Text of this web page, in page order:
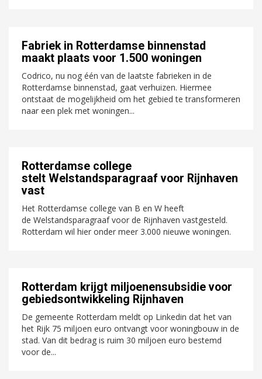
Fabriek in Rotterdamse binnenstad
maakt plaats voor 1.500 woningen
Codrico, nu nog één van de laatste fabrieken in de
Rotterdamse binnenstad, gaat verhuizen. Hiermee
ontstaat de mogelijkheid om het gebied te transformeren
naar een plek met woningen...
Rotterdamse college
stelt Welstandsparagraaf voor Rijnhaven
vast
Het Rotterdamse college van B en W heeft
de Welstandsparagraaf voor de Rijnhaven vastgesteld.
Rotterdam wil hier onder meer 3.000 nieuwe woningen.
Rotterdam krijgt miljoenensubsidie voor
gebiedsontwikkeling Rijnhaven
De gemeente Rotterdam meldt op Linkedin dat het van
het Rijk 75 miljoen euro ontvangt voor woningbouw in de
stad. Van dit bedrag is ruim 30 miljoen euro bestemd
voor de...